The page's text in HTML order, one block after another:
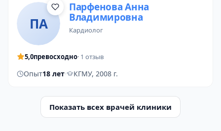
ПА
Парфенова Анна
Владимировна
кардиолог
5,0превосходно· 1 отзыв
Опыт18 лет· КГМУ, 2008 г.
Показать всех врачей клиники